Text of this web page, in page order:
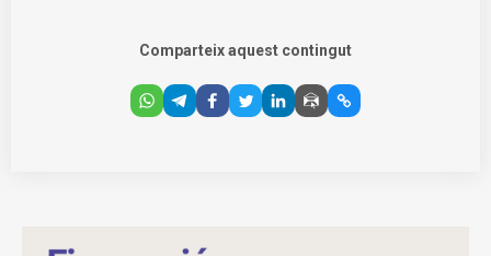
Comparteix aquest contingut